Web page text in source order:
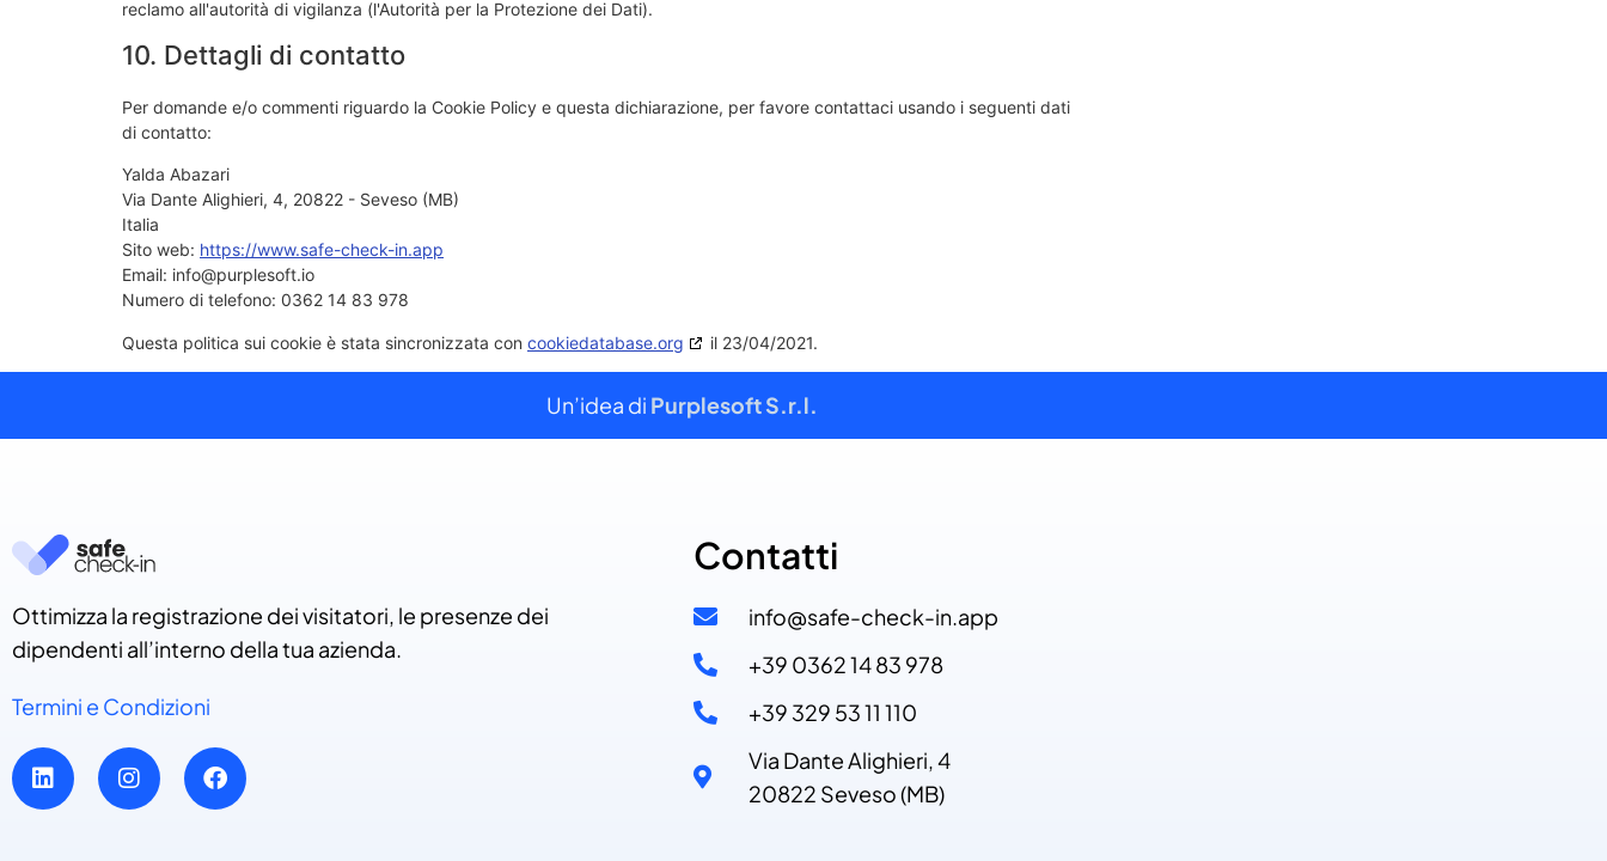
reclamo all'autorità di vigilanza (l'Autorità per la Protezione dei Dati).
10. Dettagli di contatto
Per domande e/o commenti riguardo la Cookie Policy e questa dichiarazione, per favore contattaci usando i seguenti dati
di contatto:
Yalda Abazari
Via Dante Alighieri, 4, 20822 - Seveso (MB)
Italia
Sito web: https://www.safe-check-in.app
Email: info@purplesoft.io
Numero di telefono: 0362 14 83 978
Questa politica sui cookie è stata sincronizzata con cookiedatabase.org il 23/04/2021.
Un’idea di Purplesoft S.r.l.
Ottimizza la registrazione dei visitatori, le presenze dei
dipendenti all’interno della tua azienda.
Termini e Condizioni
Contatti
info@safe-check-in.app
+39 0362 14 83 978​
+39 329 53 11 110​
Via Dante Alighieri, 4
20822 Seveso (MB)